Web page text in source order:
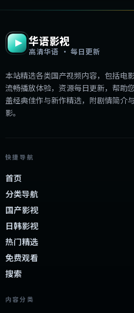
华语影视
高清华语 · 每日更新
本站精选各类国产视频内容，包括电
流畅播放体验，资源每日更新，帮助
盖经典佳作与新作精选，附剧情简介
影。
快捷导航
首页
分类导航
国产影视
日韩影视
热门精选
免费观看
搜索
内容分类